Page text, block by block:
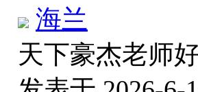
海兰
天下豪杰老师